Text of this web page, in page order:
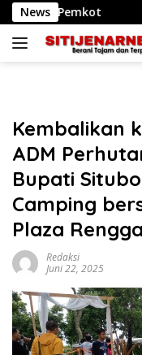
Langsung
ke
konten
News Perhutani
Kembalikan
ADM
Bupati
Camping
Plaza
Redaksi
Juni 22, 2025